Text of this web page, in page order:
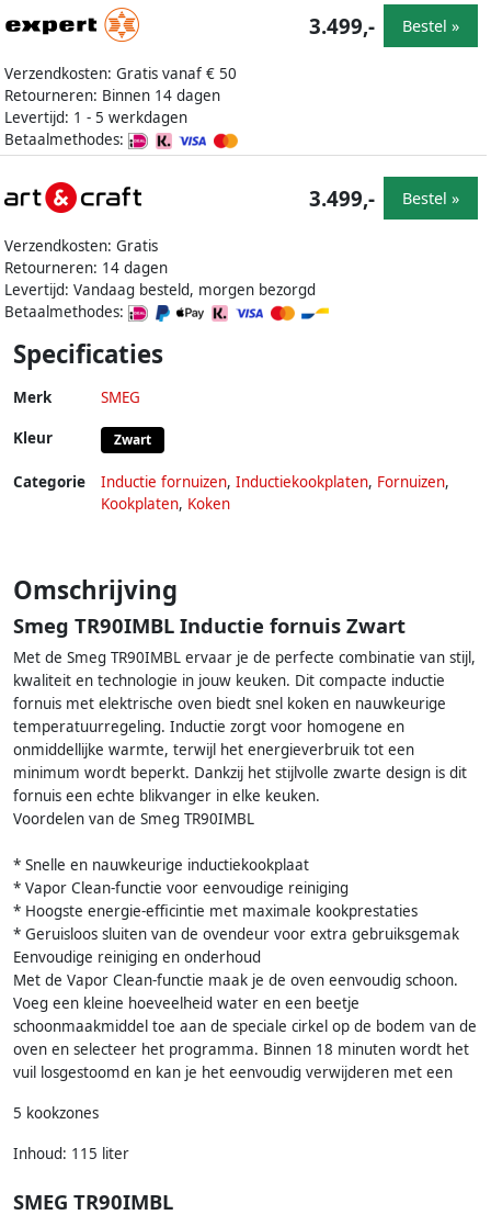
Verzendkosten: Gratis vanaf € 50
Retourneren: Binnen 14 dagen
Levertijd: 1 - 5 werkdagen
Betaalmethodes:
3.499,- Bestel »
Verzendkosten: Gratis
Retourneren: 14 dagen
Levertijd: Vandaag besteld, morgen bezorgd
Betaalmethodes:
3.499,- Bestel »
Specificaties
Merk SMEG
Kleur Zwart
Categorie Inductie fornuizen, Inductiekookplaten, Fornuizen,
Kookplaten, Koken
Omschrijving
Smeg TR90IMBL Inductie fornuis Zwart
Met de Smeg TR90IMBL ervaar je de perfecte combinatie van stijl,
kwaliteit en technologie in jouw keuken. Dit compacte inductie
fornuis met elektrische oven biedt snel koken en nauwkeurige
temperatuurregeling. Inductie zorgt voor homogene en
onmiddellijke warmte, terwijl het energieverbruik tot een
minimum wordt beperkt. Dankzij het stijlvolle zwarte design is dit
fornuis een echte blikvanger in elke keuken.
Voordelen van de Smeg TR90IMBL
* Snelle en nauwkeurige inductiekookplaat
* Vapor Clean-functie voor eenvoudige reiniging
* Hoogste energie-efficintie met maximale kookprestaties
* Geruisloos sluiten van de ovendeur voor extra gebruiksgemak
Eenvoudige reiniging en onderhoud
Met de Vapor Clean-functie maak je de oven eenvoudig schoon.
Voeg een kleine hoeveelheid water en een beetje
schoonmaakmiddel toe aan de speciale cirkel op de bodem van de
oven en selecteer het programma. Binnen 18 minuten wordt het
vuil losgestoomd en kan je het eenvoudig verwijderen met een
5 kookzones
Inhoud: 115 liter
SMEG TR90IMBL